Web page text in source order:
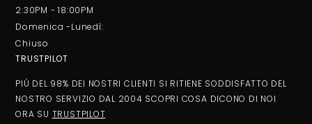
2:30PM - 18:00PM
Domenica -Lunedì:
Chiuso
TRUSTPILOT
PIÙ DEL 98% DEI NOSTRI CLIENTI SI RITIENE SODDISFATTO DEL
NOSTRO SERVIZIO DAL 2004 SCOPRI COSA DICONO DI NOI
ORA SU TRUSTPILOT